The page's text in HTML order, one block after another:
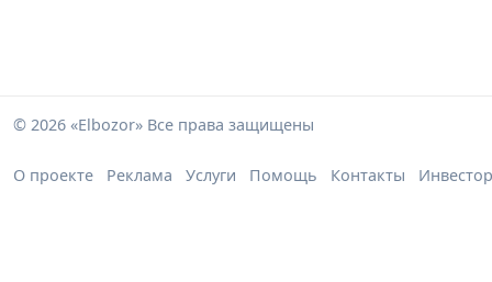
© 2026 «Elbozor» Все права защищены
О проекте Реклама Услуги Помощь Контакты